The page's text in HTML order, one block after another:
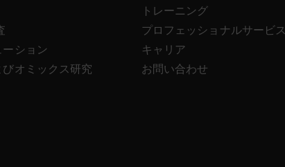
ーション
オミックス研究
トレーニング
プロフェッショナルサービス
キャリア
お問い合わせ